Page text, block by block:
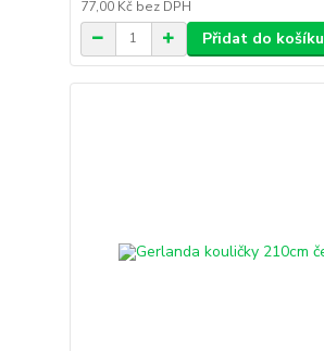
77,00 Kč bez DPH
Přidat do košíku